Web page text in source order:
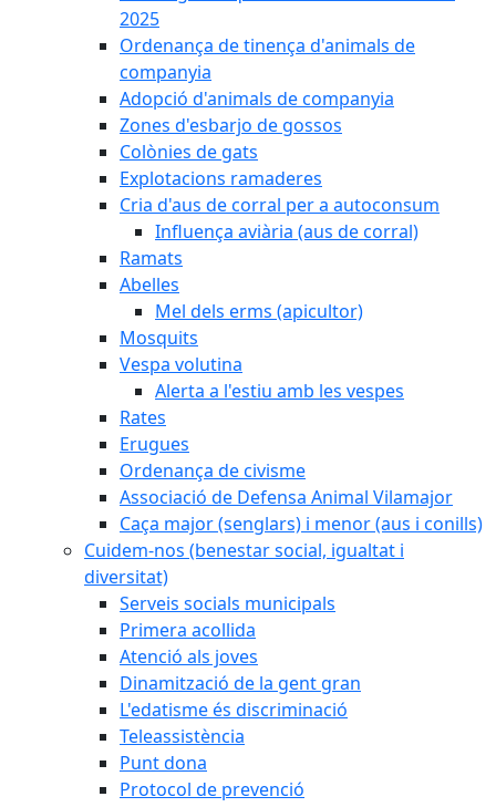
2025
Ordenança de tinença d'animals de
companyia
Adopció d'animals de companyia
Zones d'esbarjo de gossos
Colònies de gats
Explotacions ramaderes
Cria d'aus de corral per a autoconsum
Influença aviària (aus de corral)
Ramats
Abelles
Mel dels erms (apicultor)
Mosquits
Vespa volutina
Alerta a l'estiu amb les vespes
Rates
Erugues
Ordenança de civisme
Associació de Defensa Animal Vilamajor
Caça major (senglars) i menor (aus i conills)
Cuidem-nos (benestar social, igualtat i
diversitat)
Serveis socials municipals
Primera acollida
Atenció als joves
Dinamització de la gent gran
L'edatisme és discriminació
Teleassistència
Punt dona
Protocol de prevenció